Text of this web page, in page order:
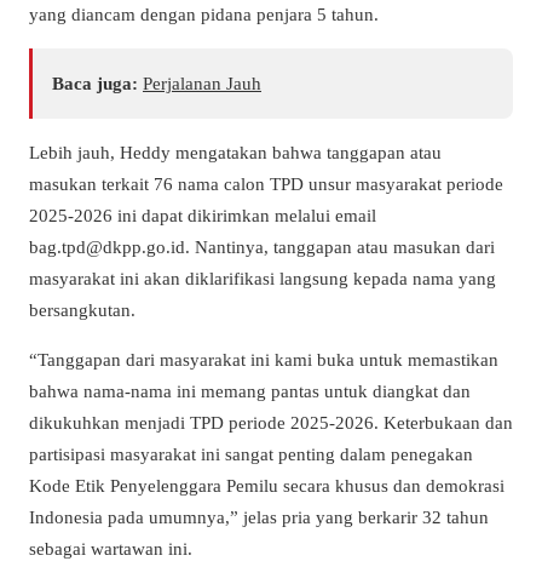
yang diancam dengan pidana penjara 5 tahun.
Baca juga: Perjalanan Jauh
Lebih jauh, Heddy mengatakan bahwa tanggapan atau
masukan terkait 76 nama calon TPD unsur masyarakat periode
2025-2026 ini dapat dikirimkan melalui email
bag.tpd@dkpp.go.id. Nantinya, tanggapan atau masukan dari
masyarakat ini akan diklarifikasi langsung kepada nama yang
bersangkutan.
“Tanggapan dari masyarakat ini kami buka untuk memastikan
bahwa nama-nama ini memang pantas untuk diangkat dan
dikukuhkan menjadi TPD periode 2025-2026. Keterbukaan dan
partisipasi masyarakat ini sangat penting dalam penegakan
Kode Etik Penyelenggara Pemilu secara khusus dan demokrasi
Indonesia pada umumnya,” jelas pria yang berkarir 32 tahun
sebagai wartawan ini.